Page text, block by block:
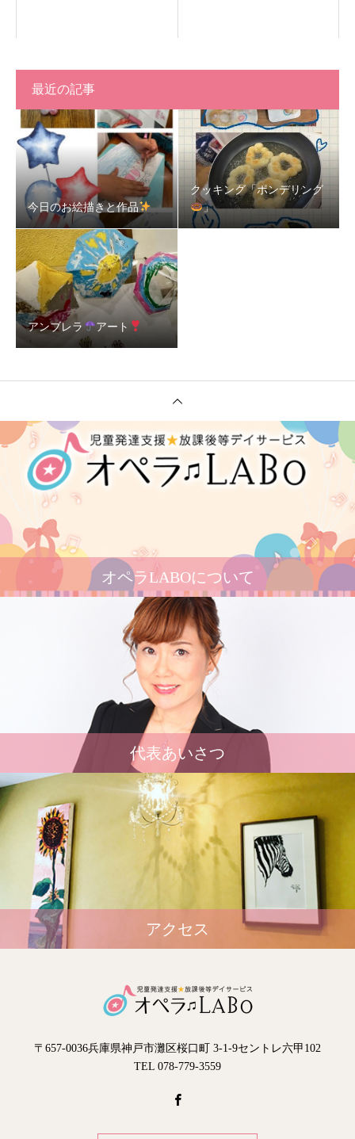
最近の記事
今日のお絵描きと作品
クッキング「ポンデリング
」
アンブレラ アート
オペラLABOについて
代表あいさつ
アクセス
〒657-0036兵庫県神戸市灘区桜口町 3-1-9セントレ六甲102
TEL 078-779-3559